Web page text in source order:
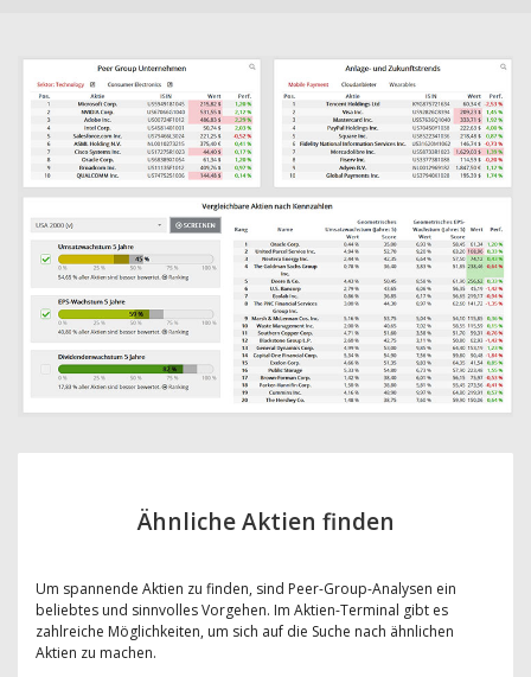
Ähnliche Aktien finden
Um spannende Aktien zu finden, sind Peer-Group-Analysen ein
beliebtes und sinnvolles Vorgehen. Im Aktien-Terminal gibt es
zahlreiche Möglichkeiten, um sich auf die Suche nach ähnlichen
Aktien zu machen.